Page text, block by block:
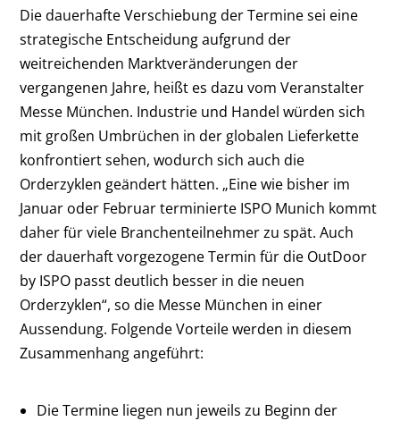
Die dauerhafte Verschiebung der Termine sei eine
strategische Entscheidung aufgrund der
weitreichenden Marktveränderungen der
vergangenen Jahre, heißt es dazu vom Veranstalter
Messe München. Industrie und Handel würden sich
mit großen Umbrüchen in der globalen Lieferkette
konfrontiert sehen, wodurch sich auch die
Orderzyklen geändert hätten. „Eine wie bisher im
Januar oder Februar terminierte ISPO Munich kommt
daher für viele Branchenteilnehmer zu spät. Auch
der dauerhaft vorgezogene Termin für die OutDoor
by ISPO passt deutlich besser in die neuen
Orderzyklen“, so die Messe München in einer
Aussendung. Folgende Vorteile werden in diesem
Zusammenhang angeführt:
Die Termine liegen nun jeweils zu Beginn der